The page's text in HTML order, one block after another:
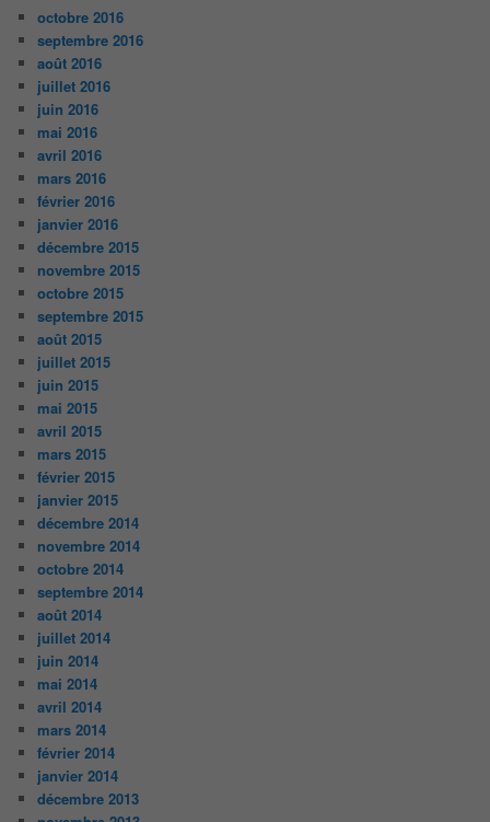
octobre 2016
septembre 2016
août 2016
juillet 2016
juin 2016
mai 2016
avril 2016
mars 2016
février 2016
janvier 2016
décembre 2015
novembre 2015
octobre 2015
septembre 2015
août 2015
juillet 2015
juin 2015
mai 2015
avril 2015
mars 2015
février 2015
janvier 2015
décembre 2014
novembre 2014
octobre 2014
septembre 2014
août 2014
juillet 2014
juin 2014
mai 2014
avril 2014
mars 2014
février 2014
janvier 2014
décembre 2013